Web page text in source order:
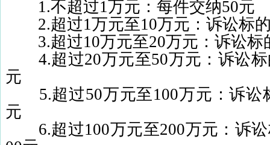
1.不超过1万元：每件交纳50元
2.超过1万元至10万元：诉讼标
3.超过10万元至20万元：诉讼标
4.超过20万元至50万元：诉讼
元
5.超过50万元至100万元：诉讼
元
6.超过100万元至200万元：诉